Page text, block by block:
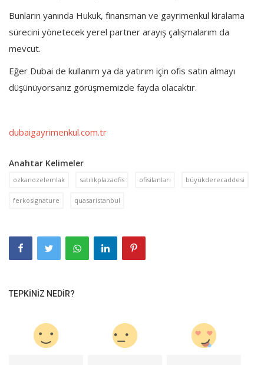
Bunların yanında Hukuk, finansman ve gayrimenkul kiralama
sürecini yönetecek yerel partner arayış çalışmalarım da
mevcut.
Eğer Dubai de kullanım ya da yatırım için ofis satın almayı
düşünüyorsanız görüşmemizde fayda olacaktır.
dubaigayrimenkul.com.tr
Anahtar Kelimeler
ozkanozelemlak satılıkplazaofis ofisilanları büyükderecaddesi
ferkosignature quasaristanbul
TEPKINIZ NEDIR?